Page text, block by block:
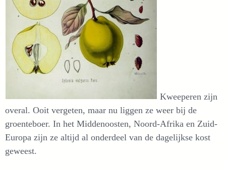
Kweeperen zijn
overal. Ooit vergeten, maar nu liggen ze weer bij de
groenteboer. In het Middenoosten, Noord-Afrika en Zuid-
Europa zijn ze altijd al onderdeel van de dagelijkse kost
geweest.